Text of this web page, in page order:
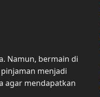
Namun, bermain di
menjadi
agar mendapatkan